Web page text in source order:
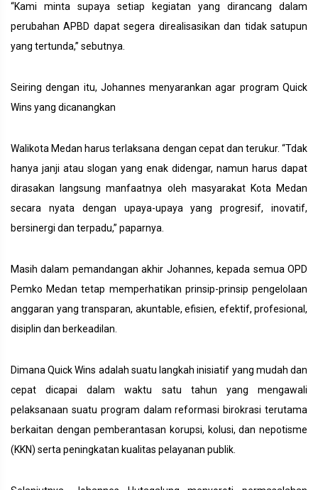
“Kami minta supaya setiap kegiatan yang dirancang dalam
perubahan APBD dapat segera direalisasikan dan tidak satupun
yang tertunda,” sebutnya.
Seiring dengan itu, Johannes menyarankan agar program Quick
Wins yang dicanangkan
Walikota Medan harus terlaksana dengan cepat dan terukur. “Tdak
hanya janji atau slogan yang enak didengar, namun harus dapat
dirasakan langsung manfaatnya oleh masyarakat Kota Medan
secara nyata dengan upaya-upaya yang progresif, inovatif,
bersinergi dan terpadu,” paparnya.
Masih dalam pemandangan akhir Johannes, kepada semua OPD
Pemko Medan tetap memperhatikan prinsip-prinsip pengelolaan
anggaran yang transparan, akuntable, efisien, efektif, profesional,
disiplin dan berkeadilan.
Dimana Quick Wins adalah suatu langkah inisiatif yang mudah dan
cepat dicapai dalam waktu satu tahun yang mengawali
pelaksanaan suatu program dalam reformasi birokrasi terutama
berkaitan dengan pemberantasan korupsi, kolusi, dan nepotisme
(KKN) serta peningkatan kualitas pelayanan publik.